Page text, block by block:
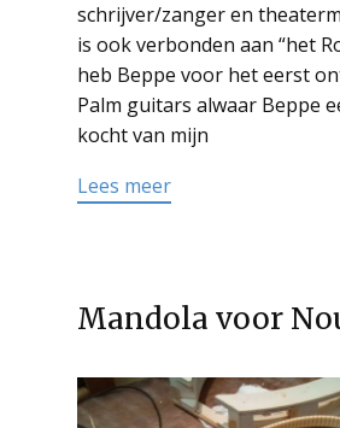
schrijver/zanger en
is ook verbonden aan “het
heb Beppe voor het eerst
Palm guitars alwaar Beppe
kocht van mijn
Lees meer
Mandola voor